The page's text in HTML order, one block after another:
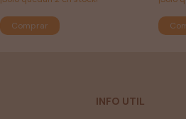
Comprar
INFO UTIL